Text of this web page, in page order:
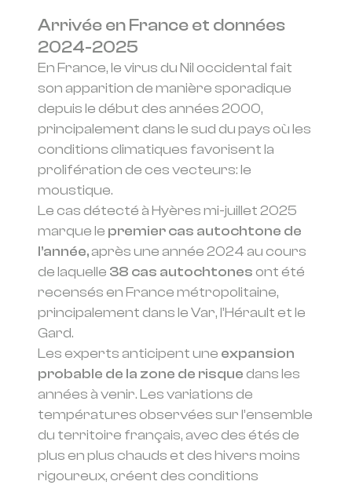
Arrivée en France et données
2024-2025
En France, le virus du Nil occidental fait
son apparition de manière sporadique
depuis le début des années 2000,
principalement dans le sud du pays où les
conditions climatiques favorisent la
prolifération de ces vecteurs: le
moustique.
Le cas détecté à Hyères mi-juillet 2025
marque le premier cas autochtone de
l’année,après une année 2024 au cours
de laquelle 38 cas autochtonesont été
recensés en France métropolitaine,
principalement dans le Var, l’Hérault et le
Gard.
Les experts anticipent une expansion
probable de la zone de risquedans les
années à venir. Les variations de
températures observées sur l’ensemble
du territoire français, avec des étés de
plus en plus chauds et des hivers moins
rigoureux, créent des conditions